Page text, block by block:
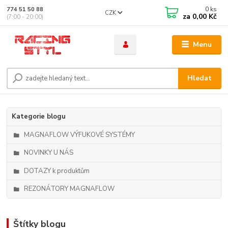
Menu
CZK
Hledat
774 51 50 88
(7:00 - 20:00)
0 ks
za 0,00 Kč
Kategorie blogu
MAGNAFLOW VÝFUKOVÉ SYSTÉMY
NOVINKY U NÁS
DOTAZY k produktům
REZONÁTORY MAGNAFLOW
Štítky blogu